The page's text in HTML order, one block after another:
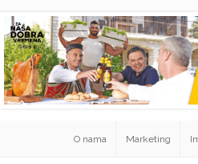
O nama Marketing